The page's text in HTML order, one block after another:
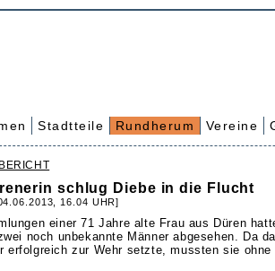
Stadtteile Rundherum Vereine
schlug Diebe in die Flucht
16.04 UHR]
einer 71 Jahre alte Frau aus Düren
noch unbekannte Männer abgesehen. Da
erfolgreich zur Wehr setzte, mussten sie ohne